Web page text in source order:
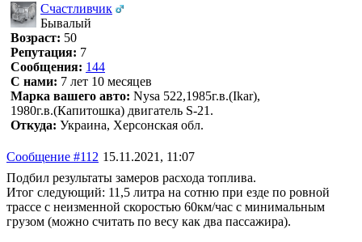
Счастливчик
Бывалый
Возраст: 50
Репутация: 7
Сообщения: 144
С нами: 7 лет 10 месяцев
Марка вашего авто: Nysa 522,1985г.в.(Ikar),
1980г.в.(Капитошка) двигатель S-21.
Откуда: Украина, Херсонская обл.
Сообщение #112 15.11.2021, 11:07
Подбил результаты замеров расхода топлива.
Итог следующий: 11,5 литра на сотню при езде по ровной
трассе с неизменной скоростью 60км/час с минимальным
грузом (можно считать по весу как два пассажира).